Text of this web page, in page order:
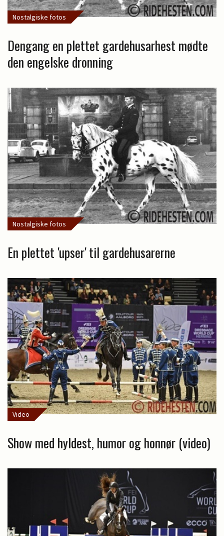
Nostalgiske fotos
Dengang en plettet gardehusarhest mødte
den engelske dronning
Nostalgiske fotos
En plettet 'upser' til gardehusarerne
Video
Show med hyldest, humor og honnør (video)